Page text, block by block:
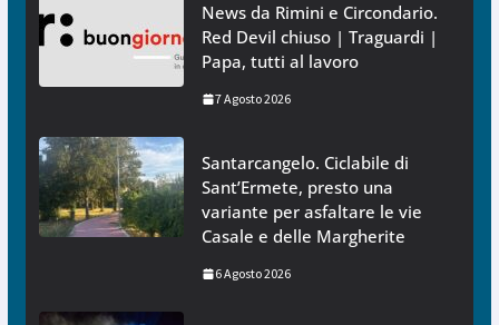
News da Rimini e Circondario.
Red Devil chiuso | Traguardi |
Papa, tutti al lavoro
7 Agosto 2026
Santarcangelo. Ciclabile di
Sant’Ermete, presto una
variante per asfaltare le vie
Casale e delle Margherite
6 Agosto 2026